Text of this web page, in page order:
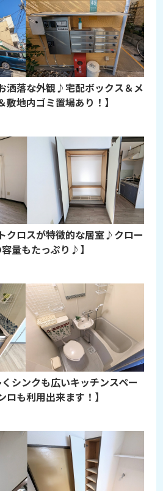
洒落な外観♪宅配ボックス＆メ
敷地内ゴミ置場あり！】
クロスが特徴的な居室♪クロー
量もたっぷり♪】
くシンクも広いキッチンスペー
ロも利用出来ます！】